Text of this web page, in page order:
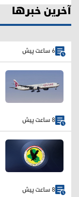
آخرین خبرها
6 ساعت پیش
8 ساعت پیش
8 ساعت پیش